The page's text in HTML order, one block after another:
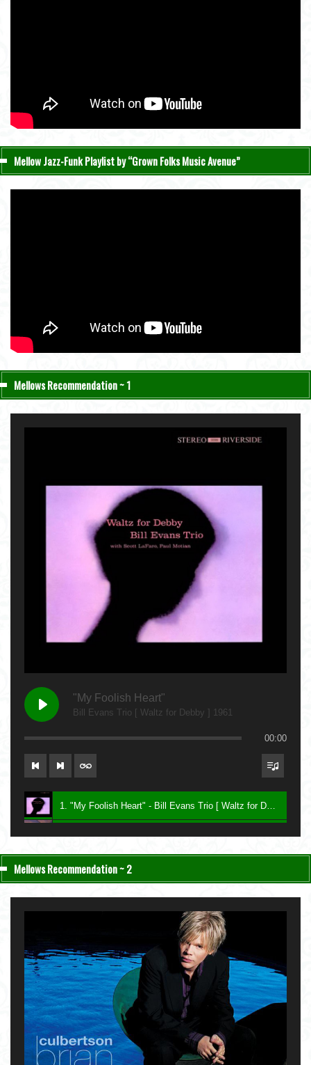
Mellow Jazz-Funk Playlist by “Grown Folks Music Avenue”
Mellows Recommendation ~ 1
"My Foolish Heart"
Bill Evans Trio [ Waltz for Debby ] 1961
00:00
Mellows Recommendation ~ 2